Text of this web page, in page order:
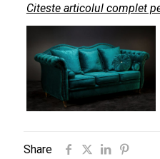
Citeste articolul complet
Share